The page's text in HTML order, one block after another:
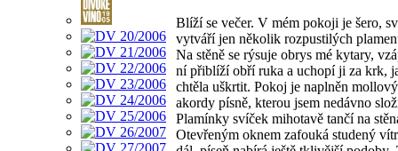
Blíží se večer. V mém pokoji je šero,
vytváří jen několik rozpustilých
Na stěně se rýsuje obrys mé kytary,
ní přiblíží obří ruka a uchopí ji za krk,
chtěla uškrtit. Pokoj je naplněn
akordy písně, kterou jsem nedávno
Plamínky svíček mihotavě tančí na
Otevřeným oknem zafouká studený